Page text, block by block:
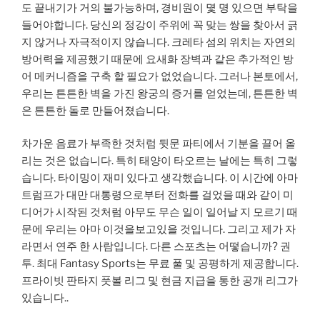
도 끝내기가 거의 불가능하며, 경비원이 몇 명 있으면 부탁을
들어야합니다. 당신의 정강이 주위에 꼭 맞는 쌍을 찾아서 긁
지 않거나 자극적이지 않습니다. 크레타 섬의 위치는 자연의
방어력을 제공했기 때문에 요새화 장벽과 같은 추가적인 방
어 메커니즘을 구축 할 필요가 없었습니다. 그러나 본토에서,
우리는 튼튼한 벽을 가진 왕궁의 증거를 얻었는데, 튼튼한 벽
은 튼튼한 돌로 만들어졌습니다.
차가운 음료가 부족한 것처럼 뒷문 파티에서 기분을 끌어 올
리는 것은 없습니다. 특히 태양이 타오르는 날에는 특히 그렇
습니다. 타이밍이 재미 있다고 생각했습니다. 이 시간에 아마
트럼프가 대만 대통령으로부터 전화를 걸었을 때와 같이 미
디어가 시작된 것처럼 아무도 무슨 일이 일어날 지 모르기 때
문에 우리는 아마 이것을보고있을 것입니다. 그리고 제가 자
라면서 연주 한 사람입니다. 다른 스포츠는 어떻습니까? 권
투. 최대 Fantasy Sports는 무료 풀 및 공평하게 제공합니다.
프라이빗 판타지 풋볼 리그 및 현금 지급을 통한 공개 리그가
있습니다..